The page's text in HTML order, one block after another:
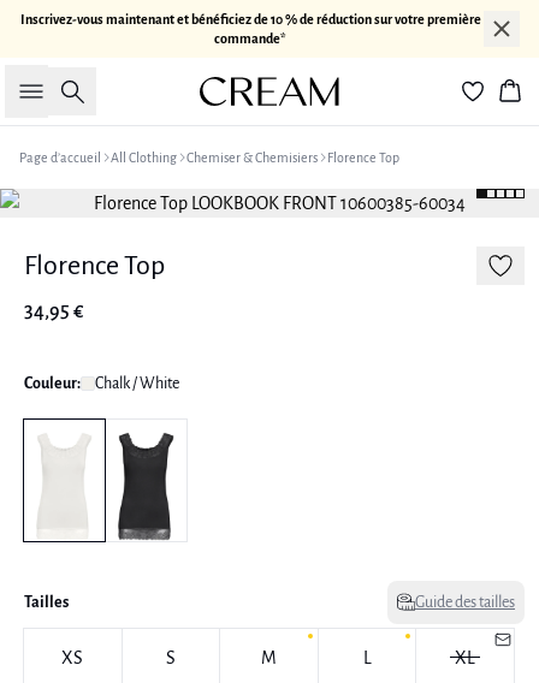
Inscrivez-vous maintenant et bénéficiez de 10 % de réduction sur votre première
commande*
Rechercher
Page d’accueil All Clothing Chemiser & Chemisiers Florence Top
Florence Top
34,95 €
Couleur: Chalk / White
Tailles Guide des tailles
XS S M L XL